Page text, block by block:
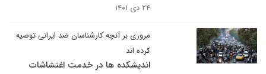
۲۴ دی ۱۴۰۱
مروری بر آنچه کارشناسان ضد ایرانی توصیه
کرده اند
اندیشکده ها در خدمت اغتشاشات